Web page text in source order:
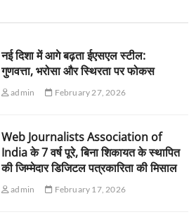
नई दिशा में आगे बढ़ता ईएसएल स्टील:
गुणवत्ता, भरोसा और स्थिरता पर फोकस
admin February 27, 2026
Web Journalists Association of
India के 7 वर्ष पूरे, बिना शिकायत के स्थापित
की जिम्मेदार डिजिटल पत्रकारिता की मिसाल
admin February 17, 2026